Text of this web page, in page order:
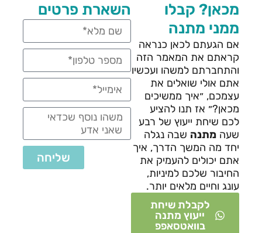
מכאן? קבלו
ממני מתנה
אם הגעתם לכאן כנראה
קראתם את המאמר הזה
והתחברתם למשהו ועכשיו
אתם אולי שואלים את
עצמכם, ״איך ממשיכים
מכאן?״ אז תנו להציע
לכם שיחת ייעוץ של רבע
שעה מתנה שבה נגלה
יחד מה המשך הדרך, איך
אתם יכולים להעמיק את
החיבור שלכם למיניות,
עונג וחיים מלאים יותר.
לקבלת שיחת
ייעוץ מתנה
בוואטסאפפ
השארת פרטים
שליחה